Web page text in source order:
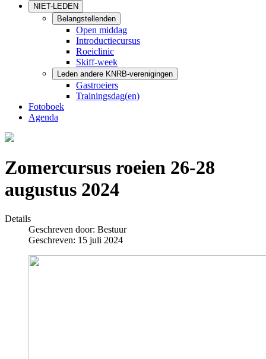
NIET-LEDEN
Belangstellenden
Open middag
Introductiecursus
Roeiclinic
Skiff-week
Leden andere KNRB-verenigingen
Gastroeiers
Trainingsdag(en)
Fotoboek
Agenda
Zomercursus roeien 26-28
augustus 2024
Details
Geschreven door: Bestuur
Geschreven: 15 juli 2024